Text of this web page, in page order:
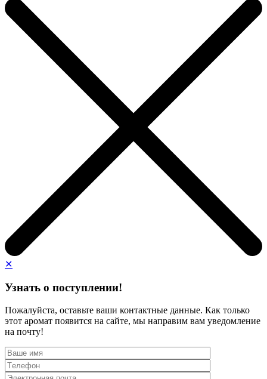
✕
Узнать о поступлении!
Пожалуйста, оставьте ваши контактные данные. Как только
этот аромат появится на сайте, мы направим вам уведомление
на почту!